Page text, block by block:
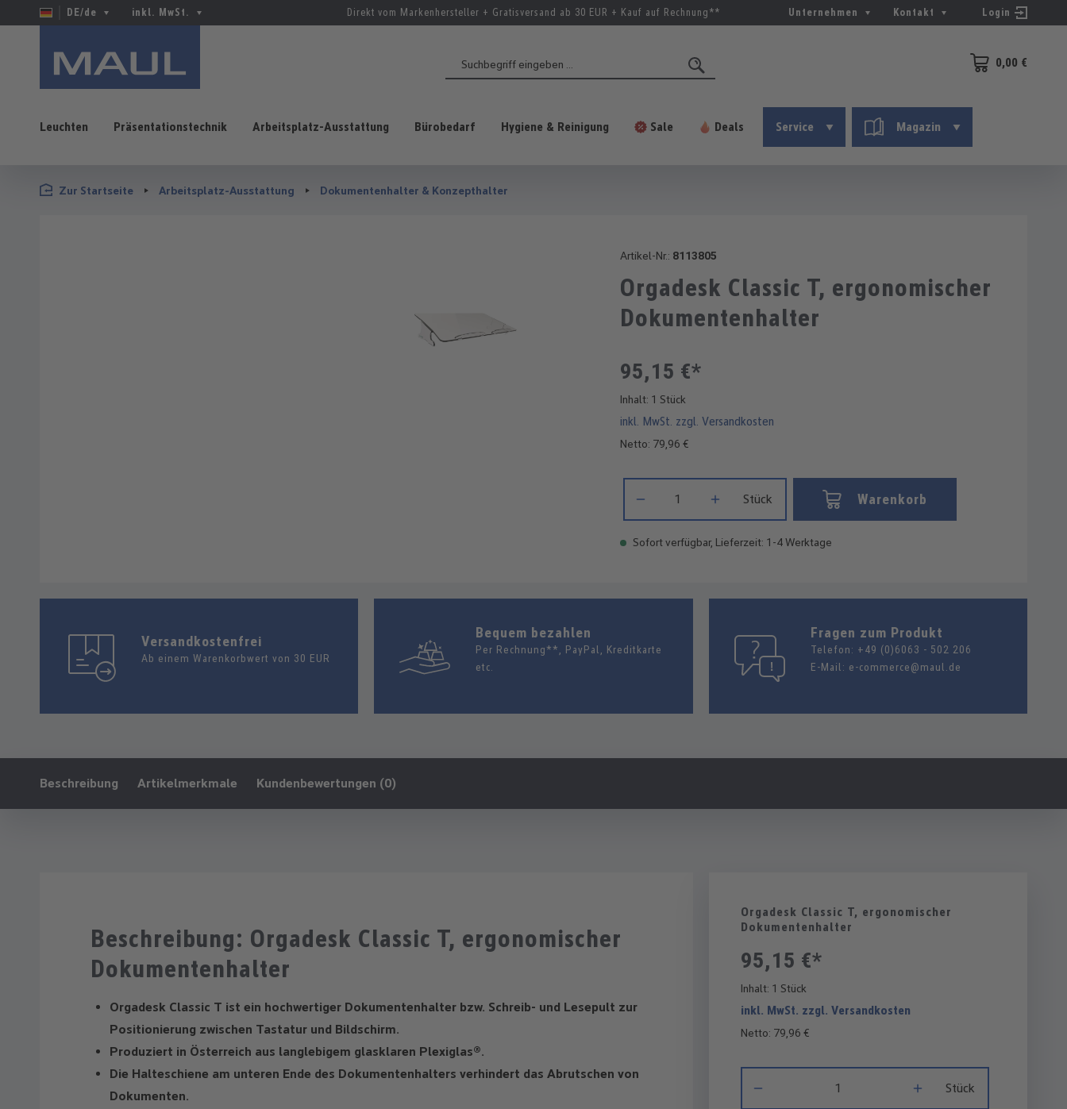
Hauptinhalt springen
Zur Suche springen
Zur Hauptnavigation springen
DE/de inkl. MwSt. Direkt vom Markenhersteller + Gratisversand ab 30 EUR + Kauf auf Rechnung** Unternehmen Kontakt Login
0,00 €
Warenkorb
Leuchten Präsentationstechnik Arbeitsplatz-Ausstattung Bürobedarf Hygiene & Reinigung Sale Service Magazin
Deals
Zur Startseite Arbeitsplatz-Ausstattung Dokumentenhalter & Konzepthalter
Artikel-Nr.: 8113805
Orgadesk Classic T, ergonomischer
Dokumentenhalter
95,15 €*
Inhalt: 1 Stück
inkl. MwSt. zzgl. Versandkosten
Netto: 79,96 €
Stück Warenkorb
Sofort verfügbar, Lieferzeit: 1-4 Werktage
Versandkostenfrei
Ab einem Warenkorbwert von 30 EUR
Bequem bezahlen
Per Rechnung**, PayPal, Kreditkarte
etc.
Fragen zum Produkt
Telefon: +49 (0)6063 - 502 206
E-Mail: e-commerce@maul.de
Ankerlink:
Beschreibung Artikelmerkmale Kundenbewertungen (0)
Beschreibung: Orgadesk Classic T, ergonomischer
Dokumentenhalter
Orgadesk Classic T ist ein hochwertiger Dokumentenhalter bzw. Schreib- und Lesepult zur
Positionierung zwischen Tastatur und Bildschirm.
Produziert in Österreich aus langlebigem glasklaren Plexiglas®.
Die Halteschiene am unteren Ende des Dokumentenhalters verhindert das Abrutschen von
Dokumenten.
Orgadesk Classic T, ergonomischer
Dokumentenhalter
95,15 €*
Inhalt: 1 Stück
inkl. MwSt. zzgl. Versandkosten
Netto: 79,96 €
Stück